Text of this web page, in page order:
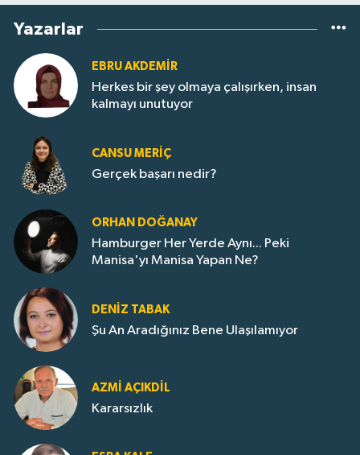
Yazarlar
EBRU AKDEMİR
Herkes bir şey olmaya çalışırken, insan
kalmayı unutuyor
CANSU MERİÇ
Gerçek başarı nedir?
ORHAN DOĞANAY
Hamburger Her Yerde Aynı... Peki
Manisa'yı Manisa Yapan Ne?
DENIZ TABAK
Şu An Aradığınız Bene Ulaşılamıyor
AZMI AÇIKDİL
Kararsızlık